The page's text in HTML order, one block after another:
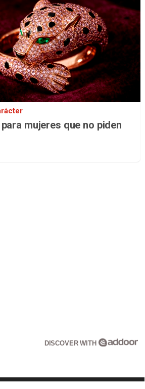
mujeres que no piden
DISCOVER WITH